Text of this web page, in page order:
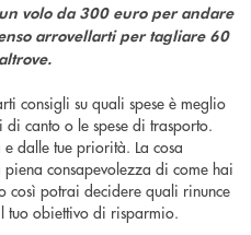
volo da 300 euro per andare
arrovellarti per tagliare 60
consigli su quali spese è meglio
canto o le spese di trasporto.
dalle tue priorità. La cosa
consapevolezza di come hai
così potrai decidere quali rinunce
tuo obiettivo di risparmio.